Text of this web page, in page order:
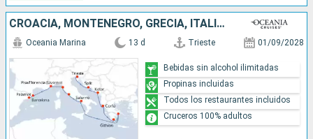
CROACIA, MONTENEGRO, GRECIA, ITALIA, MONACO, ESPAÑA
Oceania Marina 13 d Trieste 01/09/2028
Bebidas sin alcohol ilimitadas
Propinas incluidas
Todos los restaurantes incluidos
Cruceros 100% adultos